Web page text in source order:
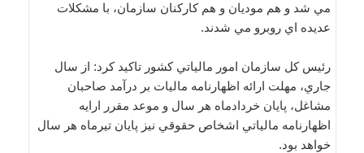
مي شد و هم موديان و هم کارکنان سازمان، با مشکلات
عديده اي روبرو مي شدند.
رئيس کل سازمان امور مالياتي کشور تاکيد کرد: از سال
جاري، مهلت ارائه اظهارنامه ماليات بر درآمد صاحبان
مشاغل، پايان خردادماه هر سال و موعد مقرر ارايه
اظهارنامه مالياتي اشخاص حقوقي نيز پايان تيرماه هر سال
خواهد بود.